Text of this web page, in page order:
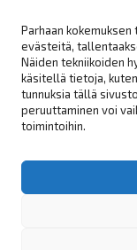
Parhaan
evästeitä,
Näiden tekniikoiden
käsitellä tietoja,
tunnuksia tällä
peruuttaminen voi
toimintoihin.
Linkit:
Yhteystiedot
Rekisteriseloste
Tilaus- toimitus-
Asiakashakemus